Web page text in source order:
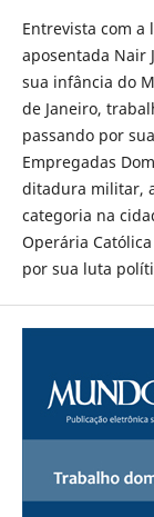
Entrevista com
aposentada Nair
sua infância do
de Janeiro,
passando por
Empregadas
ditadura militar,
categoria na
Operária
por sua luta